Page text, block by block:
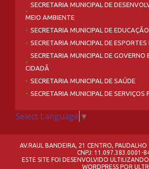
SECRETARIA MUNICIPAL DE
MEIO AMBIENTE
SECRETARIA MUNICIPAL DE
SECRETARIA MUNICIPAL DE ESPORTES
SECRETARIA MUNICIPAL DE GOVERNO
CIDADÃ
SECRETARIA MUNICIPAL DE SAÚDE
SECRETARIA MUNICIPAL DE SERVIÇOS
Select Language ▼
AV.RAUL BANDEIRA, 21 CENTRO,
CNPJ: 11.097.383.0001-
ESTE SITE FOI DESENVOLVIDO
WORDPRESS POR